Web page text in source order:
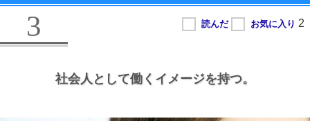
3
社会人として働くイメージを持つ。